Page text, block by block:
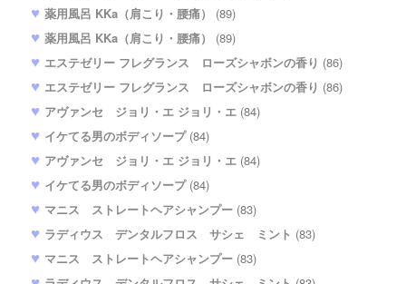
薬用風呂 KKa（肩こり・腰痛）
(89)
薬用風呂 KKa（肩こり・腰痛）
(89)
エステゼリー フレグランス ローズシャボンの香り (86)
エステゼリー フレグランス ローズシャボンの香り (86)
アヴァンセ ジョリ・エ ジョリ・エ (84)
イケてる男のボディソープ(84)
アヴァンセ ジョリ・エ ジョリ・エ (84)
イケてる男のボディソープ(84)
マニス ストレートヘアシャンプー (83)
ラディウス デンタルフロス サシェ ミント (83)
マニス ストレートヘアシャンプー (83)